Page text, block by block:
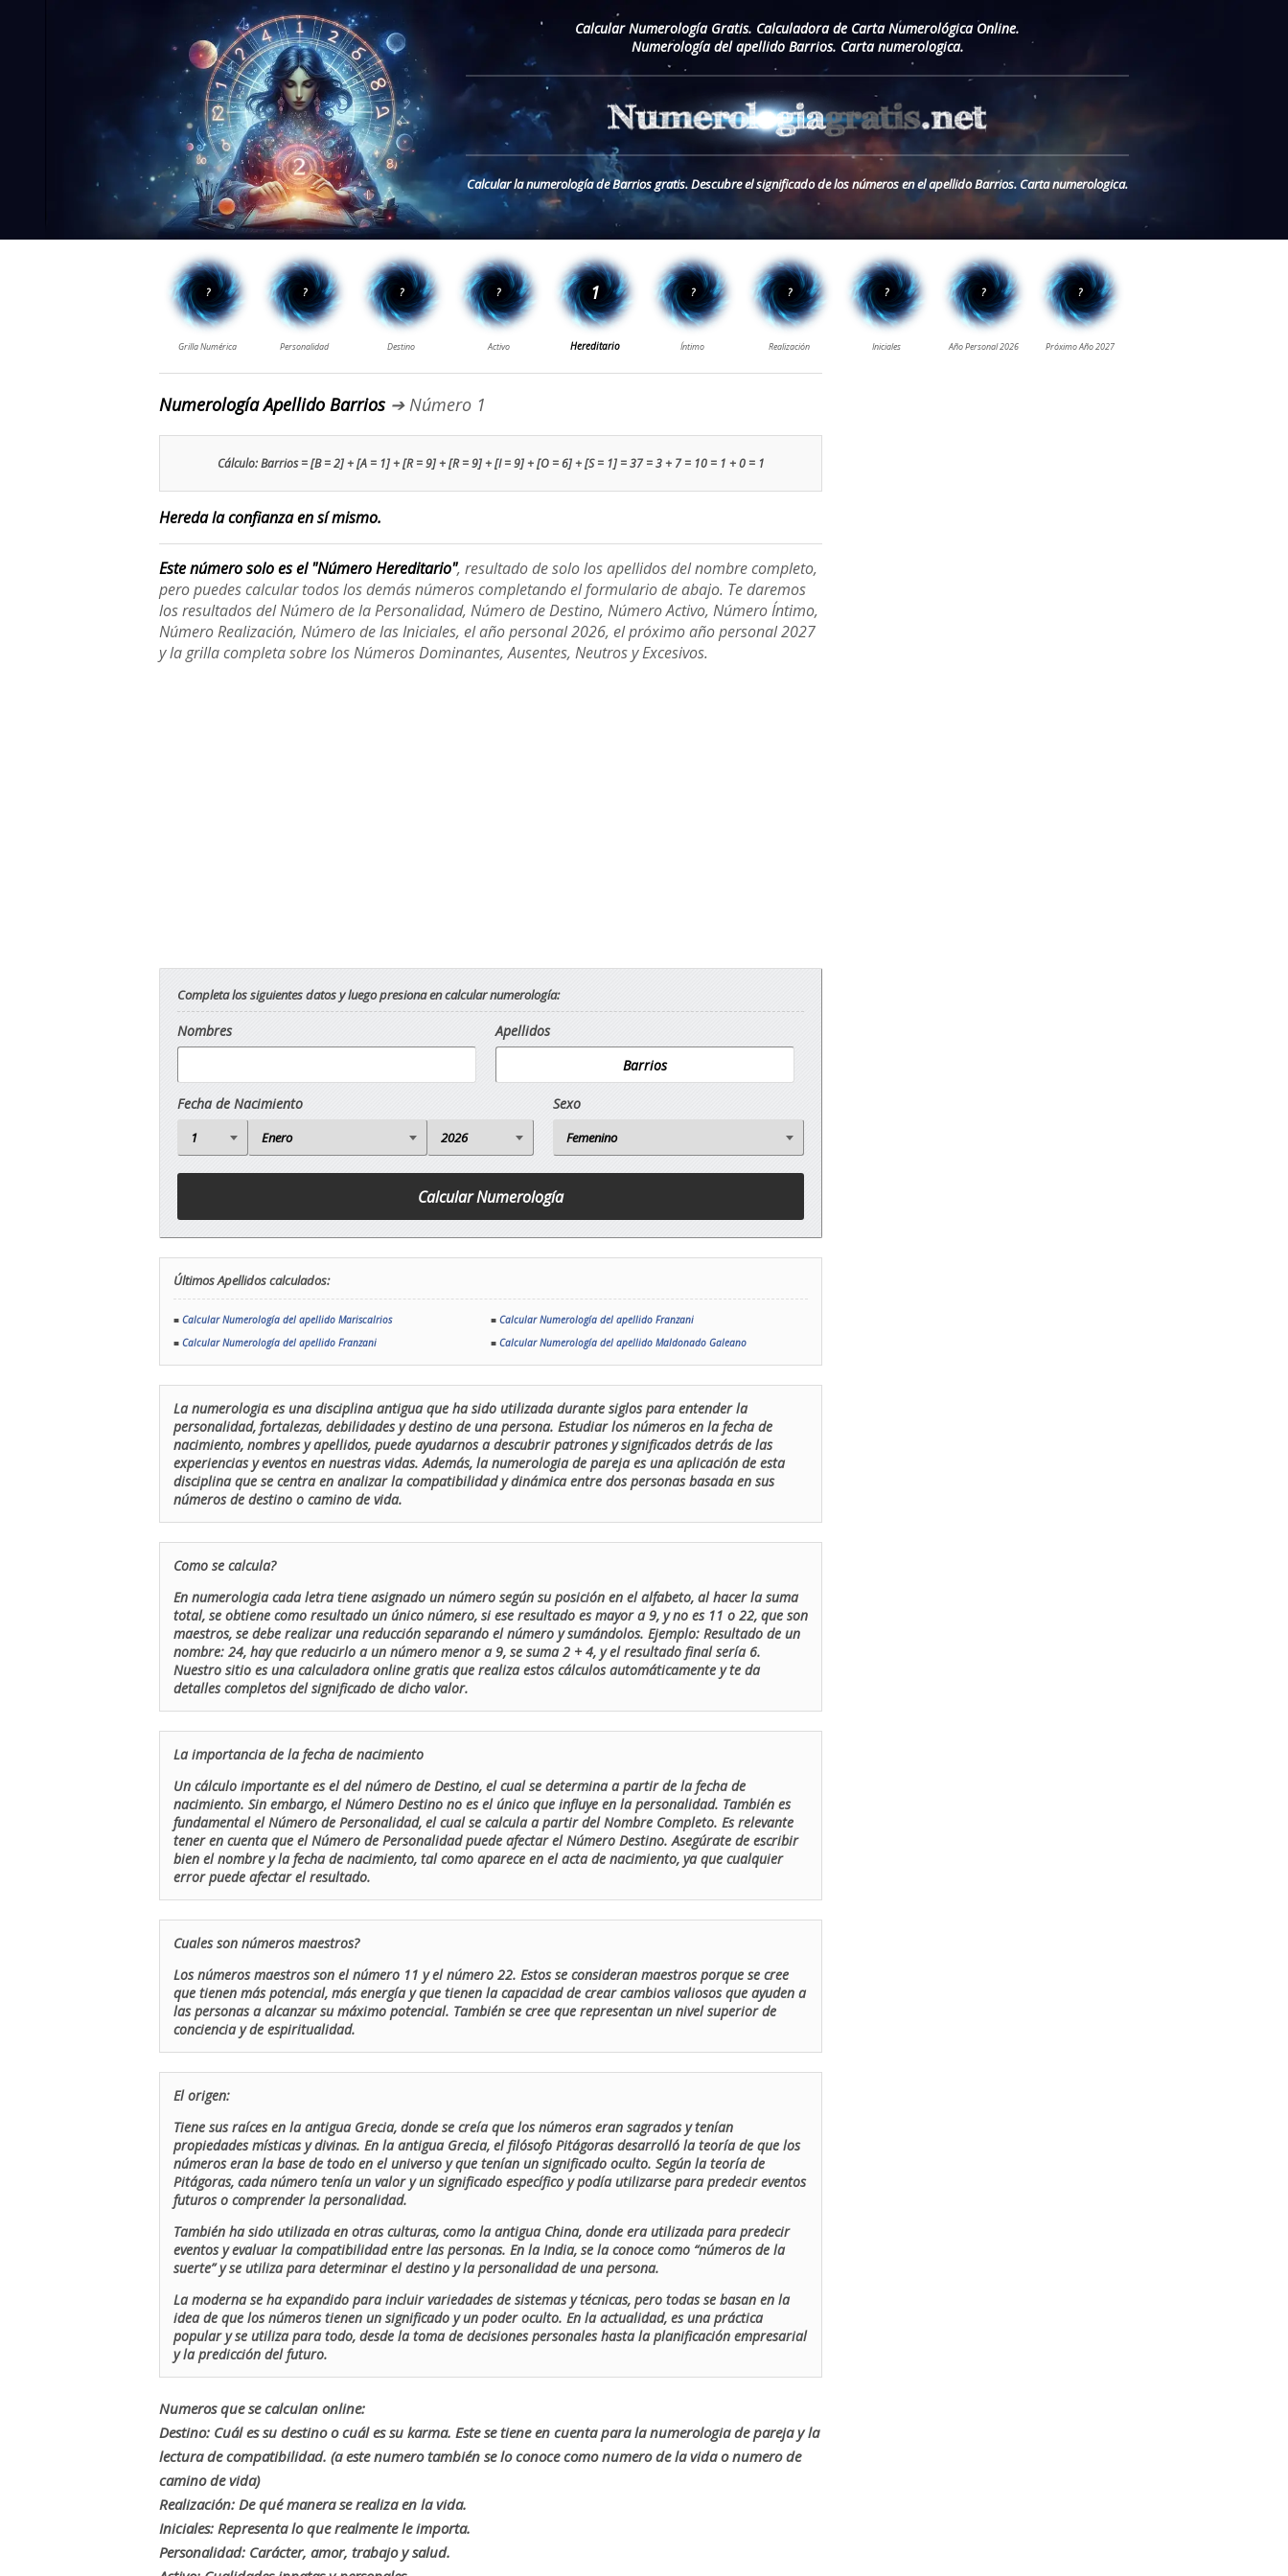
Calcular Numerología Gratis. Calculadora de Carta Numerológica Online.
Numerología del apellido Barrios. Carta numerologica.
Calcular la numerología de Barrios gratis. Descubre el significado de los números en el apellido Barrios. Carta numerologica.
Numerología Apellido Barrios ➔ Número 1
Cálculo: Barrios = [B = 2] + [A = 1] + [R = 9] + [R = 9] + [I = 9] + [O = 6] + [S = 1] = 37 = 3 + 7 = 10 = 1 + 0 = 1
Hereda la confianza en sí mismo.
Este número solo es el "Número Hereditario", resultado de solo los apellidos del nombre completo,
pero puedes calcular todos los demás números completando el formulario de abajo. Te daremos
los resultados del Número de la Personalidad, Número de Destino, Número Activo, Número Íntimo,
Número Realización, Número de las Iniciales, el año personal 2026, el próximo año personal 2027
y la grilla completa sobre los Números Dominantes, Ausentes, Neutros y Excesivos.
Completa los siguientes datos y luego presiona en calcular numerología:
Nombres Apellidos
Fecha de Nacimiento Sexo
Últimos Apellidos calculados:
■ Calcular Numerología del apellido Mariscalrios ■ Calcular Numerología del apellido Franzani
■ Calcular Numerología del apellido Franzani ■ Calcular Numerología del apellido Maldonado Galeano
La numerologia es una disciplina antigua que ha sido utilizada durante siglos para entender la
personalidad, fortalezas, debilidades y destino de una persona. Estudiar los números en la fecha de
nacimiento, nombres y apellidos, puede ayudarnos a descubrir patrones y significados detrás de las
experiencias y eventos en nuestras vidas. Además, la numerologia de pareja es una aplicación de esta
disciplina que se centra en analizar la compatibilidad y dinámica entre dos personas basada en sus
números de destino o camino de vida.
Como se calcula?
En numerologia cada letra tiene asignado un número según su posición en el alfabeto, al hacer la suma
total, se obtiene como resultado un único número, si ese resultado es mayor a 9, y no es 11 o 22, que son
maestros, se debe realizar una reducción separando el número y sumándolos. Ejemplo: Resultado de un
nombre: 24, hay que reducirlo a un número menor a 9, se suma 2 + 4, y el resultado final sería 6.
Nuestro sitio es una calculadora online gratis que realiza estos cálculos automáticamente y te da
detalles completos del significado de dicho valor.
La importancia de la fecha de nacimiento
Un cálculo importante es el del número de Destino, el cual se determina a partir de la fecha de
nacimiento. Sin embargo, el Número Destino no es el único que influye en la personalidad. También es
fundamental el Número de Personalidad, el cual se calcula a partir del Nombre Completo. Es relevante
tener en cuenta que el Número de Personalidad puede afectar el Número Destino. Asegúrate de escribir
bien el nombre y la fecha de nacimiento, tal como aparece en el acta de nacimiento, ya que cualquier
error puede afectar el resultado.
Cuales son números maestros?
Los números maestros son el número 11 y el número 22. Estos se consideran maestros porque se cree
que tienen más potencial, más energía y que tienen la capacidad de crear cambios valiosos que ayuden a
las personas a alcanzar su máximo potencial. También se cree que representan un nivel superior de
conciencia y de espiritualidad.
El origen:
Tiene sus raíces en la antigua Grecia, donde se creía que los números eran sagrados y tenían
propiedades místicas y divinas. En la antigua Grecia, el filósofo Pitágoras desarrolló la teoría de que los
números eran la base de todo en el universo y que tenían un significado oculto. Según la teoría de
Pitágoras, cada número tenía un valor y un significado específico y podía utilizarse para predecir eventos
futuros o comprender la personalidad.
También ha sido utilizada en otras culturas, como la antigua China, donde era utilizada para predecir
eventos y evaluar la compatibilidad entre las personas. En la India, se la conoce como “números de la
suerte” y se utiliza para determinar el destino y la personalidad de una persona.
La moderna se ha expandido para incluir variedades de sistemas y técnicas, pero todas se basan en la
idea de que los números tienen un significado y un poder oculto. En la actualidad, es una práctica
popular y se utiliza para todo, desde la toma de decisiones personales hasta la planificación empresarial
y la predicción del futuro.
Numeros que se calculan online:
Destino: Cuál es su destino o cuál es su karma. Este se tiene en cuenta para la numerologia de pareja y la
lectura de compatibilidad. (a este numero también se lo conoce como numero de la vida o numero de
camino de vida)
Realización: De qué manera se realiza en la vida.
Iniciales: Representa lo que realmente le importa.
Personalidad: Carácter, amor, trabajo y salud.